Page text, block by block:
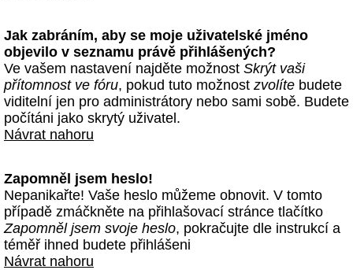
Jak zabráním, aby se moje uživatelské jméno
objevilo v seznamu právě přihlášených?
Ve vašem nastavení najděte možnost Skrýt vaši
přítomnost ve fóru, pokud tuto možnost zvolíte budete
viditelní jen pro administrátory nebo sami sobě. Budete
počítáni jako skrytý uživatel.
Návrat nahoru
Zapomněl jsem heslo!
Nepanikařte! Vaše heslo můžeme obnovit. V tomto
případě zmáčkněte na přihlašovací stránce tlačítko
Zapomněl jsem svoje heslo, pokračujte dle instrukcí a
téměř ihned budete přihlášeni
Návrat nahoru